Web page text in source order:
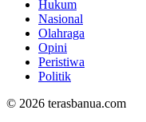
Hukum
Nasional
Olahraga
Opini
Peristiwa
Politik
© 2026 terasbanua.com